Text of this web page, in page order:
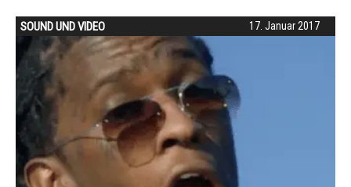
17. Januar 2017
SOUND UND VIDEO